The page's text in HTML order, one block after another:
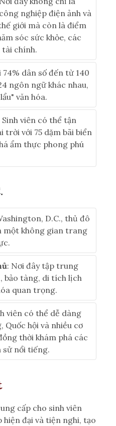
nghiệp điện ảnh và
giới mà còn là điểm
sóc sức khỏe, các
tài chính.
74% dân số đến từ 140
ngôn ngữ khác nhau,
văn hóa.
Sinh viên có thể tận
trời với 75 dặm bãi biển
ẩm thực phong phú
D.C., thủ đô
một không gian trang
: Nơi đây tập trung
bảo tàng, di tích lịch
quan trọng.
viên có thể dễ dàng
Quốc hội và nhiều cơ
thời khám phá các
sử nổi tiếng.
cấp cho sinh viên
đại và tiện nghi, tạo